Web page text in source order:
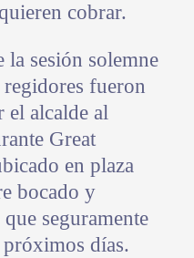
cobrar.
la sesión solemne
fueron
el alcalde al
Great
en plaza
bocado y
seguramente
días.